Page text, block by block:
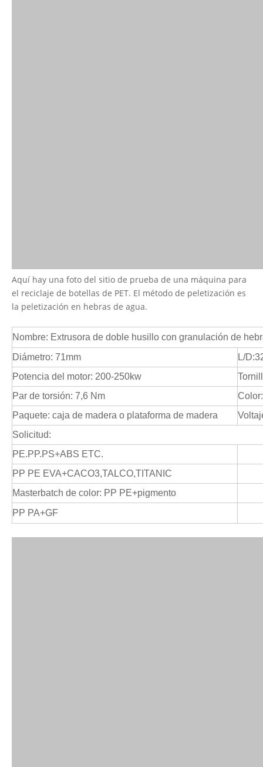
Aquí hay una foto del sitio de prueba de una máquina para
el reciclaje de botellas de PET. El método de peletización es
la peletización en hebras de agua.
Nombre: Extrusora de doble husillo con granulación de
Diámetro: 71mm
L/
Potencia del motor: 200-250kw
Par de torsión: 7,6 Nm
Paquete: caja de madera o plataforma de madera
Solicitud:
PE.PP.PS+ABS ETC.
PP PE EVA+CACO3,TALCO,TITANIC
Masterbatch de color: PP PE+pigmento
PP PA+GF